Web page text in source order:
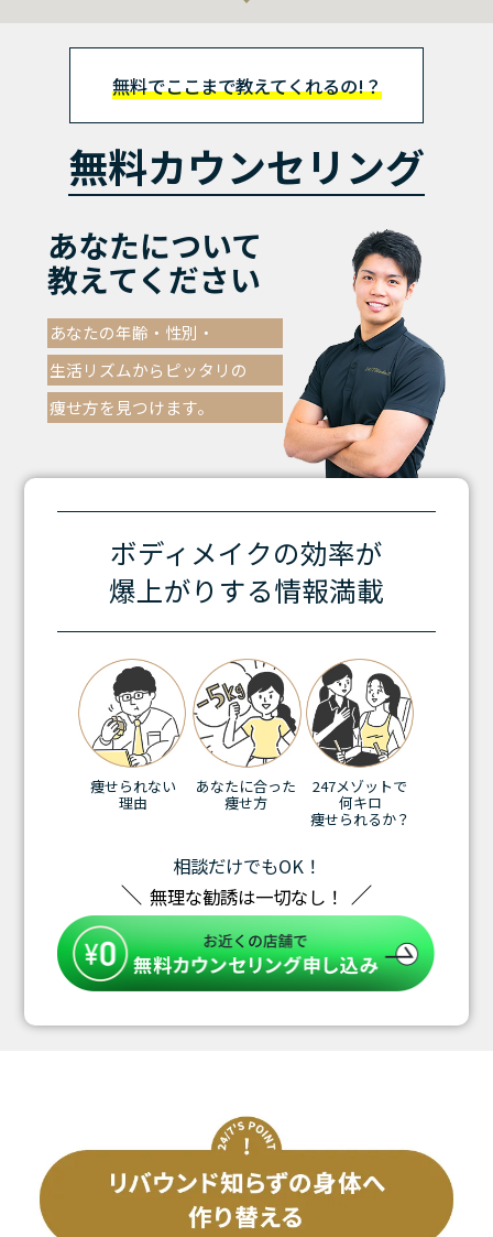
無料でここまで教えてくれるの!？
無料カウンセリング
あなたについて
教えてください
あなたの年齢・性別・
生活リズムからピッタリの
痩せ方を見つけます。
ボディメイクの効率が
爆上がりする情報満載
痩せられない
理由
あなたに合った
痩せ方
247メゾットで
何キロ
痩せられるか？
相談だけでもOK！
無理な勧誘は一切なし！